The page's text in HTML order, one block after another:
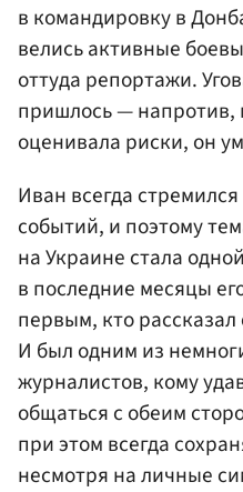
в командировку в
велись активные
оттуда репортажи.
пришлось — напротив,
оценивала риски, он
Иван всегда
событий, и поэтому
на Украине стала
в последние месяцы
первым, кто
И был одним из
журналистов, кому
общаться с обеим
при этом всегда
несмотря на личные